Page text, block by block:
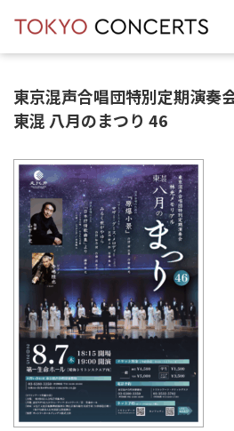
東京混声合唱団特別定期演
東混 八月のまつり 46